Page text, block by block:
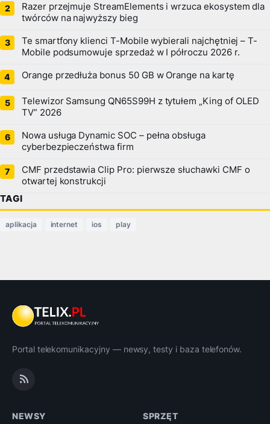
Razer przejmuje StreamElements i wrzuca ekosystem dla
twórców na najwyższy bieg
Te smartfony klienci T-Mobile wybierali najchętniej – T-
Mobile podsumowuje sprzedaż w I półroczu 2026 r.
Orange przedłuża bonus 50 GB w Orange na kartę
Telewizor Samsung QN65S99H z tytułem „King of OLED
TV” 2026
Nowa usługa Dynamic SOC – pełna obsługa
cyberbezpieczeństwa firm
CMF przedstawia Clip Pro: pierwsze słuchawki CMF o
otwartej konstrukcji
TAGI
aplikacja internet ios play
Portal telekomunikacyjny — newsy, testy i baza telefonów.
NEWSY SPRZĘT